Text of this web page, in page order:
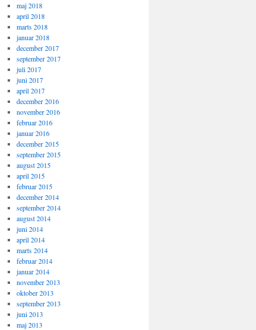
maj 2018
april 2018
marts 2018
januar 2018
december 2017
september 2017
juli 2017
juni 2017
april 2017
december 2016
november 2016
februar 2016
januar 2016
december 2015
september 2015
august 2015
april 2015
februar 2015
december 2014
september 2014
august 2014
juni 2014
april 2014
marts 2014
februar 2014
januar 2014
november 2013
oktober 2013
september 2013
juni 2013
maj 2013